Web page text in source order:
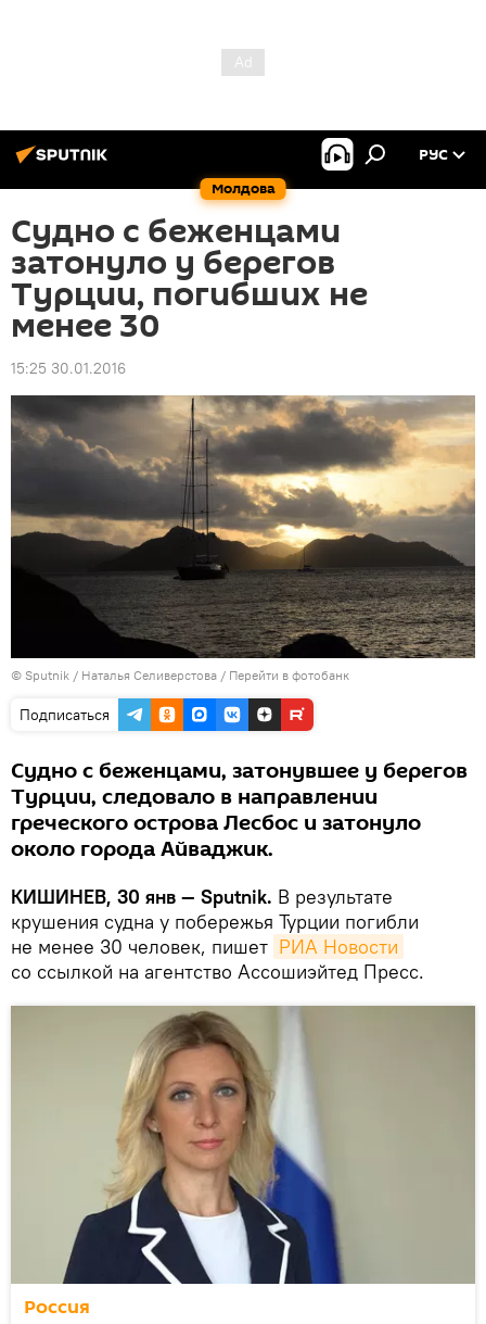
Молдова
РУС
Судно с беженцами
затонуло у берегов
Турции, погибших не
менее 30
15:25 30.01.2016
© Sputnik / Наталья Селиверстова / Перейти в фотобанк
Подписаться
Судно с беженцами, затонувшее у берегов
Турции, следовало в направлении
греческого острова Лесбос и затонуло
около города Айваджик.
КИШИНЕВ, 30 янв — Sputnik. В результате
крушения судна у побережья Турции погибли
не менее 30 человек, пишет РИА Новости
со ссылкой на агентство Ассошиэйтед Пресс.
Россия